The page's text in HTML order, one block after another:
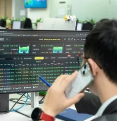
#Biến đổi khí hậu #Ô nhiễm